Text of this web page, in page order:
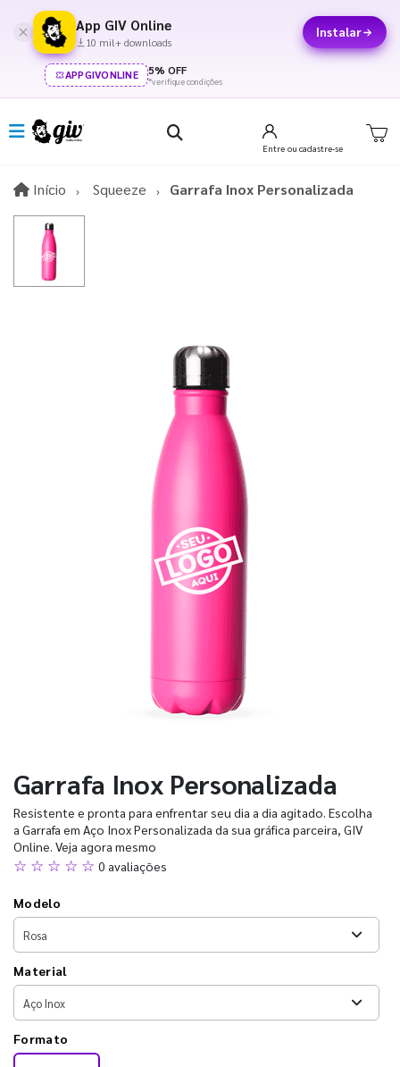
App GIV Online
10 mil+ downloads
Instalar
APPGIVONLINE 5% OFF
*verifique condições
Entre ou cadastre-se
Início InícioSqueeze Garrafa Inox Personalizada
Garrafa Inox Personalizada
Resistente e pronta para enfrentar seu dia a dia agitado. Escolha
a Garrafa em Aço Inox Personalizada da sua gráfica parceira, GIV
Online. Veja agora mesmo
☆ ☆ ☆ ☆ ☆ 0 avaliações
Modelo
Material
Formato